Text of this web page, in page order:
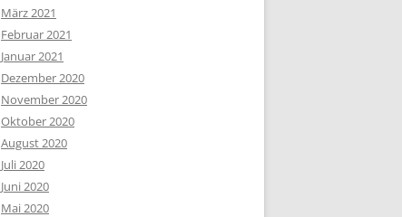
März 2021
Februar 2021
Januar 2021
Dezember 2020
November 2020
Oktober 2020
August 2020
Juli 2020
Juni 2020
Mai 2020